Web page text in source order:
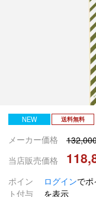
NEW 送料無料
メーカー価格
当店販売価格
ポイン
ト付与
ログインで
を表示